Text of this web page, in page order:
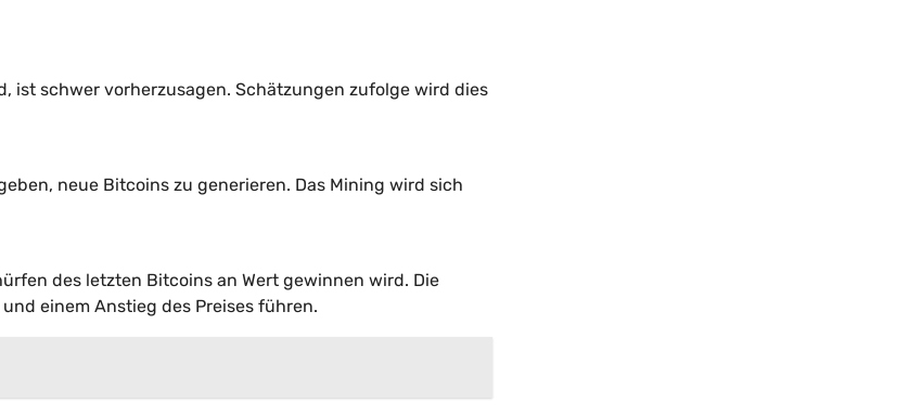
ist schwer vorherzusagen. Schätzungen zufolge wird dies
neue Bitcoins zu generieren. Das Mining wird sich
des letzten Bitcoins an Wert gewinnen wird. Die
einem Anstieg des Preises führen.